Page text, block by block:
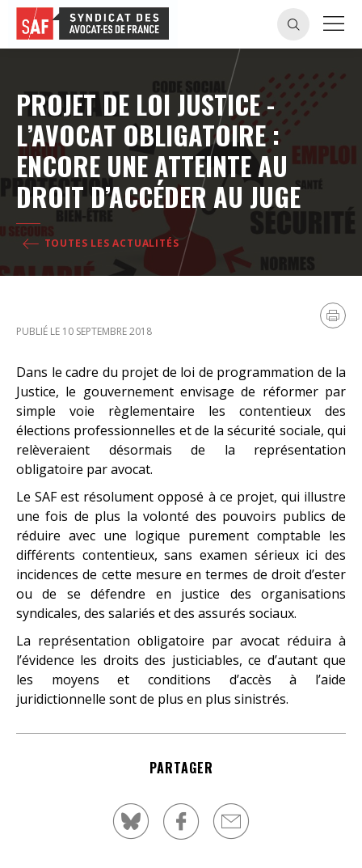
PROJET DE LOI JUSTICE -
L’AVOCAT OBLIGATOIRE :
ENCORE UNE ATTEINTE AU
DROIT D’ACCÉDER AU JUGE
TOUTES LES ACTUALITÉS
PUBLIÉ LE 10 SEPTEMBRE 2018
Dans le cadre du projet de loi de programmation de la
Justice, le gouvernement envisage de réformer par
simple voie règlementaire les contentieux des
élections professionnelles et de la sécurité sociale, qui
relèveraient désormais de la représentation
obligatoire par avocat.
Le SAF est résolument opposé à ce projet, qui illustre
une fois de plus la volonté des pouvoirs publics de
réduire avec une logique purement comptable les
différents contentieux, sans examen sérieux ici des
incidences de cette mesure en termes de droit d’ester
ou de se défendre en justice des organisations
syndicales, des salariés et des assurés sociaux.
La représentation obligatoire par avocat réduira à
l’évidence les droits des justiciables, ce d’autant que
les moyens et conditions d’accès à l’aide
juridictionnelle sont de plus en plus sinistrés.
PARTAGER